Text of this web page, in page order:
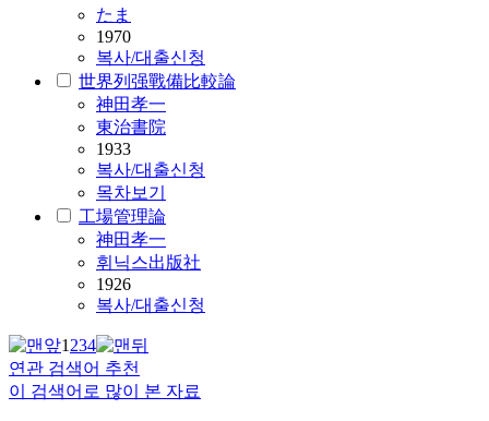
たま
1970
복사/대출신청
世界列强戰備比較論
神田孝一
東治書院
1933
복사/대출신청
목차보기
工場管理論
神田孝一
휘닉스出版社
1926
복사/대출신청
1234
연관 검색어 추천
이 검색어로 많이 본 자료